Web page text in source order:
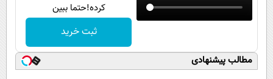
کرده!حتما ببین
ثبت خرید
مطالب پیشنهادی